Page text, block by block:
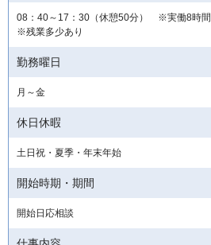
08：40～17：30（休憩50分） ※実働8時間
※残業多少あり
勤務曜日
月～金
休日休暇
土日祝・夏季・年末年始
開始時期・期間
開始日応相談